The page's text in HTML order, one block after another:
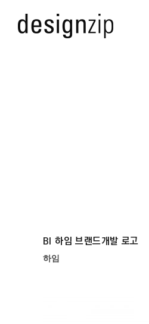
content
BI 하임 브랜드개발 로고
하임